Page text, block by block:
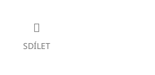
SDÍLET